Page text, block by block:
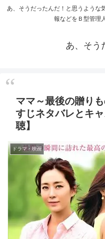
あ、そうだったんだ！と思うような
報などをＢ型管理
あ、そう
ママ～最後の贈り
すじネタバレとキ
聴】
ドラマ・映画